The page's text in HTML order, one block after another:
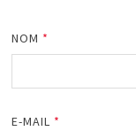
NOM *
E-MAIL *